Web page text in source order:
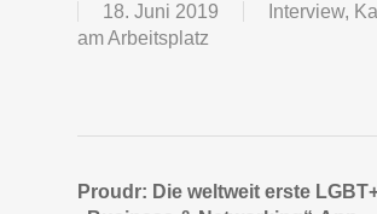
18. Juni 2019 Interview,
am Arbeitsplatz
Proudr: Die weltweit erste